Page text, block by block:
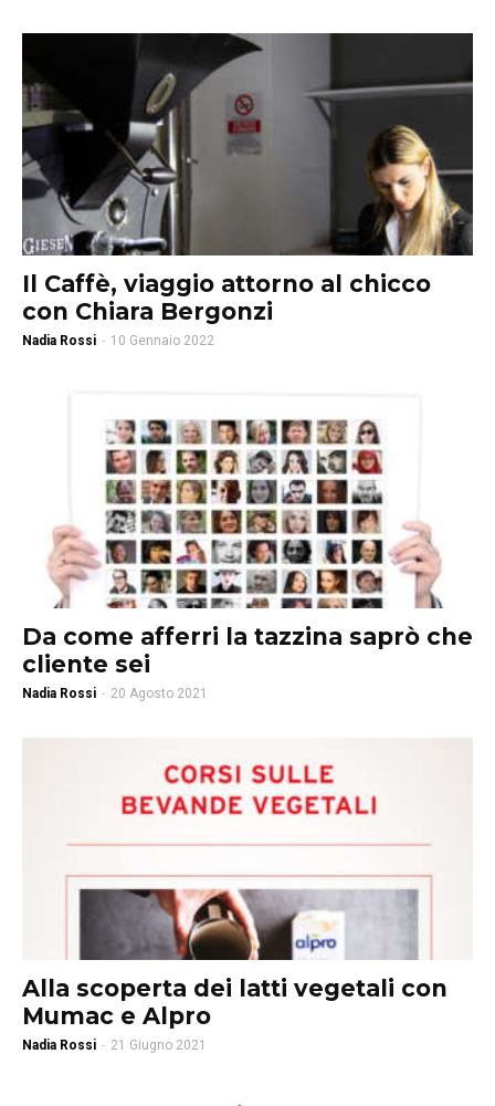
Il Caffè, viaggio attorno al chicco
con Chiara Bergonzi
Nadia Rossi - 10 Gennaio 2022
Da come afferri la tazzina saprò che
cliente sei
Nadia Rossi - 20 Agosto 2021
Alla scoperta dei latti vegetali con
Mumac e Alpro
Nadia Rossi - 21 Giugno 2021